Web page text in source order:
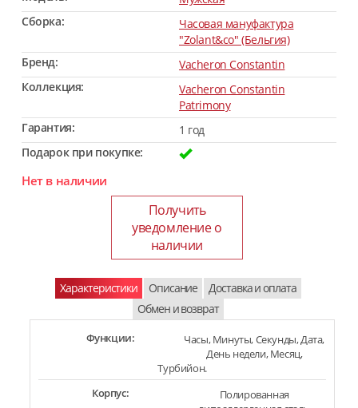
Сборка:
Часовая мануфактура
"Zolant&co" (Бельгия)
Бренд:
Vacheron Constantin
Коллекция:
Vacheron Constantin
Patrimony
Гарантия:
1 год
Подарок при покупке:
Нет в наличии
Получить
уведомление о
наличии
Характеристики Описание
Доставка и оплата
Обмен и возврат
Функции:
Часы, Минуты, Секунды, Дата,
День недели, Месяц,
Турбийон.
Корпус:
Полированная